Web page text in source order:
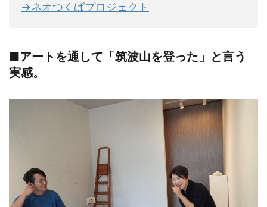
→ネオつくばプロジェクト
■アートを通して「筑波山を登った」と言う
実感。